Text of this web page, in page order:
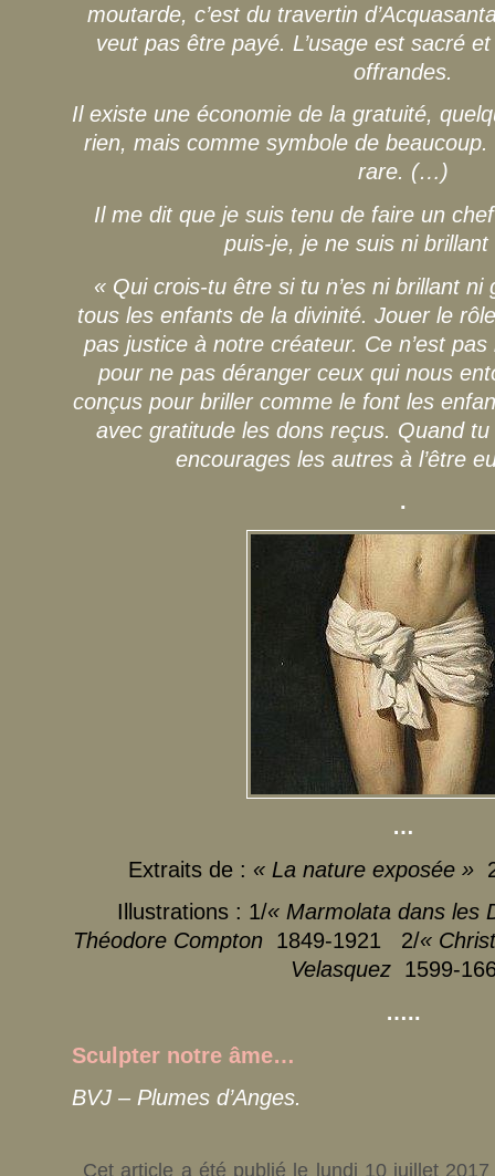
moutarde, c’est du travertin
veut pas être payé. L’usage est sacré
offrandes.
Il existe une économie de la gratuité,
rien, mais comme symbole de beaucoup.
rare. (…)
Il me dit que je suis tenu de faire un
puis-je, je ne suis ni brillant
« Qui crois-tu être si tu n’es ni brillant ni
tous les enfants de la divinité. Jouer le
pas justice à notre créateur. Ce n’est
pour ne pas déranger ceux qui nous
conçus pour briller comme le font les
avec gratitude les dons reçus. Quand
encourages les autres à l’être
.
…
Extraits de : « La nature exposée »
Illustrations : 1/« Marmolata dans les
Théodore Compton 1849-1921 2/«
Velasquez 1599-
…..
Sculpter notre âme…
BVJ – Plumes d’Anges.
Cet article a été publié le lundi 10 juillet